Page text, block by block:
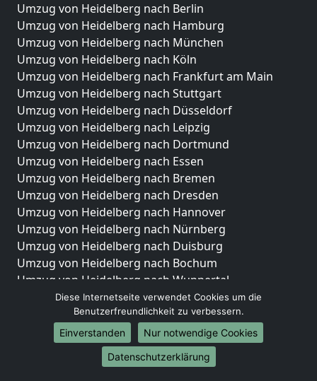
Umzug von Heidelberg nach Berlin
Umzug von Heidelberg nach Hamburg
Umzug von Heidelberg nach München
Umzug von Heidelberg nach Köln
Umzug von Heidelberg nach Frankfurt am Main
Umzug von Heidelberg nach Stuttgart
Umzug von Heidelberg nach Düsseldorf
Umzug von Heidelberg nach Leipzig
Umzug von Heidelberg nach Dortmund
Umzug von Heidelberg nach Essen
Umzug von Heidelberg nach Bremen
Umzug von Heidelberg nach Dresden
Umzug von Heidelberg nach Hannover
Umzug von Heidelberg nach Nürnberg
Umzug von Heidelberg nach Duisburg
Umzug von Heidelberg nach Bochum
Umzug von Heidelberg nach Wuppertal
Umzug von Heidelberg nach Bielefeld
Umzug von Heidelberg nach Bonn
Umzug von Heidelberg nach Münster
Internationale-Umzüge
Diese Internetseite verwendet Cookies um die
Benutzerfreundlichkeit zu verbessern.
Einverstanden
Nur notwendige Cookies
Datenschutzerklärung